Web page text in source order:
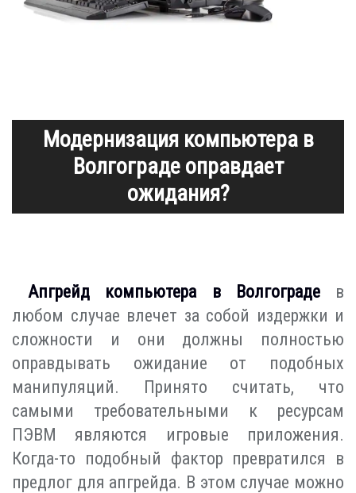
Модернизация компьютера в
Волгограде оправдает
ожидания?
Апгрейд компьютера в Волгоградев
любом случае влечет за собой издержки и
сложности и они должны полностью
оправдывать ожидание от подобных
манипуляций. Принято считать, что
самыми требовательными к ресурсам
ПЭВМ являются игровые приложения.
Когда-то подобный фактор превратился в
предлог для апгрейда. В этом случае можно